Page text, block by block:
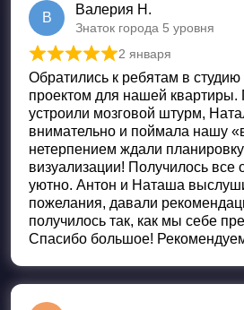
В
Валерия Н.
Знаток города 5 уровня
Оценка 5из 5
2 января
Обратились к ребятам в студию
проектом для нашей квартиры.
устроили мозговой штурм,
внимательно и поймала нашу
нетерпением ждали
визуализации! Получилось все
уютно. Антон и Наташа
пожелания, давали
получилось так, как мы себе
Спасибо большое!